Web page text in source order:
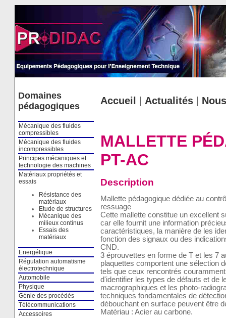
Domaines
pédagogiques
Mécanique des fluides
compressibles
Mécanique des fluides
incompressibles
Principes mécaniques et
technologie des machines
Matériaux propriétés et
essais
Résistance des
matériaux
Etude de structures
Mécanique des
milieux continus
Essais des
matériaux
Energétique
Régulation automatisme
électrotechnique
Automobile
Physique
Génie des procédés
Télécommunications
Accessoires
Accueil Actualités|
MALLETTE
PT-AC
Description
Mallette pédagogique dédiée au
ressuage
Cette mallette constitue un excellent
car elle fournit une information
caractéristiques, la manière de les
fonction des signaux ou des
CND.
3 éprouvettes en forme de T et les 7
plaquettes comportent une sélection
tels que ceux rencontrés
d'identifier les types de défauts et de
macrographiques et les photo-
techniques fondamentales de
débouchant en surface peuvent être
Matériau : Acier au carbone.
Cookies management panel